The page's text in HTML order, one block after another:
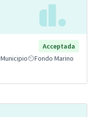
Acceptada
Municipio
Fondo Marino